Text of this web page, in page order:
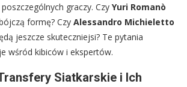
graczy. Czy Yuri Romanò
formę? Czy Alessandro Michieletto
jeszcze skuteczniejsi? Te pytania
wśród kibiców i ekspertów.
Siatkarskie i Ich